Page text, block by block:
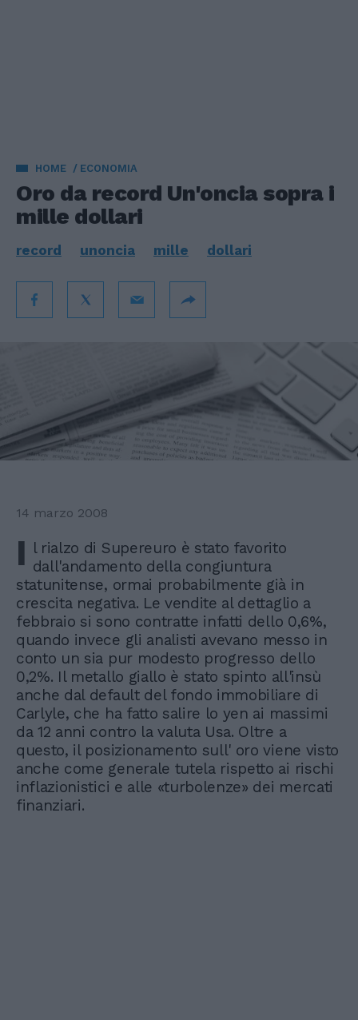
HOME ECONOMIA
Oro da record Un'oncia sopra i
mille dollari
record unoncia mille dollari
14 marzo 2008
I l rialzo di Supereuro è stato favorito
dall'andamento della congiuntura
statunitense, ormai probabilmente già in
crescita negativa. Le vendite al dettaglio a
febbraio si sono contratte infatti dello 0,6%,
quando invece gli analisti avevano messo in
conto un sia pur modesto progresso dello
0,2%. Il metallo giallo è stato spinto all'insù
anche dal default del fondo immobiliare di
Carlyle, che ha fatto salire lo yen ai massimi
da 12 anni contro la valuta Usa. Oltre a
questo, il posizionamento sull' oro viene visto
anche come generale tutela rispetto ai rischi
inflazionistici e alle «turbolenze» dei mercati
finanziari.